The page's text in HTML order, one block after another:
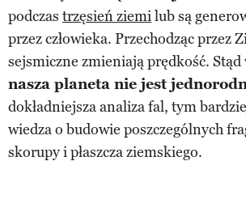
podczas trzęsień ziemilub są
przez człowieka. Przechodząc przez
sejsmiczne zmieniają prędkość. Stąd
nasza planeta nie jest
dokładniejsza analiza fal, tym
wiedza o budowie poszczególnych
skorupy i płaszcza ziemskiego.